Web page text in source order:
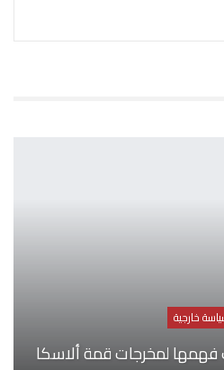
خارجية
لمخرجات قمة ألاسكا